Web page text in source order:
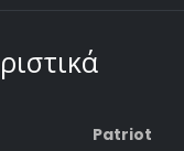
Patriot